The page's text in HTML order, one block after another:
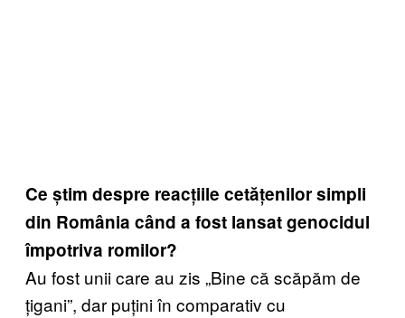
Ce știm despre reacțiile cetățenilor simpli
din România când a fost lansat genocidul
împotriva romilor?
Au fost unii care au zis „Bine că scăpăm de
țigani”, dar puțini în comparativ cu